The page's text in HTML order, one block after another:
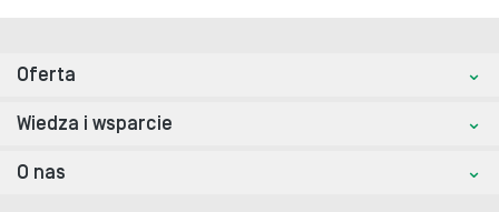
Oferta
Wiedza i wsparcie
O nas